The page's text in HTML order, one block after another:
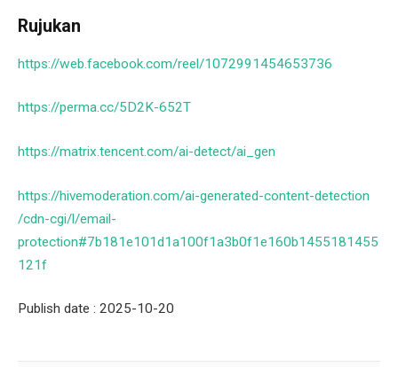
Rujukan
https://web.facebook.com/reel/1072991454653736
https://perma.cc/5D2K-652T
https://matrix.tencent.com/ai-detect/ai_gen
https://hivemoderation.com/ai-generated-content-detection
/cdn-cgi/l/email-
protection#7b181e101d1a100f1a3b0f1e160b1455181455
121f
Publish date : 2025-10-20